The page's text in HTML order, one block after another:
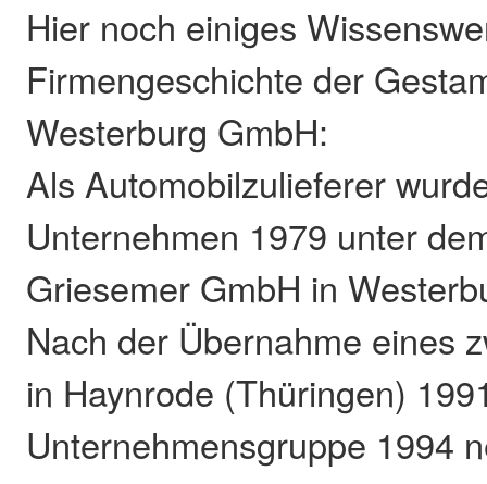
Hier noch einiges
Firmengeschichte der
Westerburg GmbH:
Als Automobilzulieferer
Unternehmen 1979 unter
Griesemer GmbH in
Nach der Übernahme eines
in Haynrode (Thüringen)
Unternehmensgruppe 1994